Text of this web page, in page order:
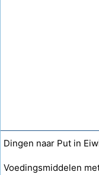
Dingen naar Put in
Voedingsmiddelen